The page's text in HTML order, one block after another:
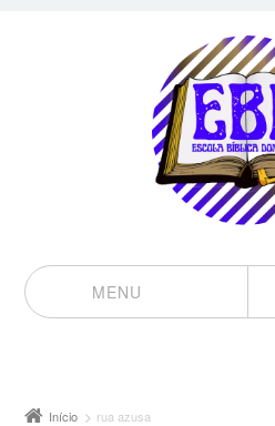
MENU
Início rua azusa